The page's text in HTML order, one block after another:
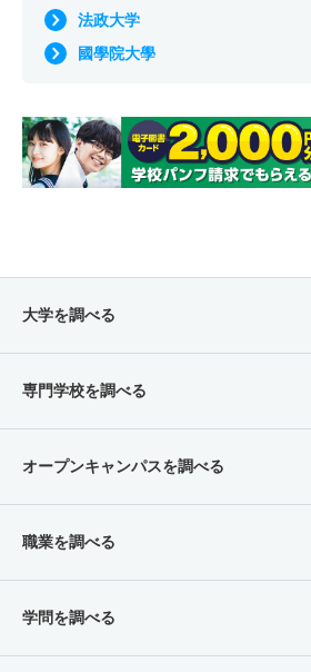
法政大学
國學院大學
大学を調べる
専門学校を調べる
オープンキャンパスを調べる
職業を調べる
学問を調べる